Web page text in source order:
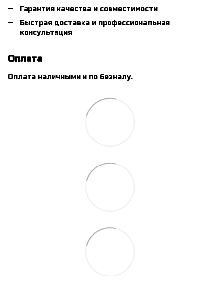
Гарантия качества и совместимости
Быстрая доставка и профессиональная
консультация
Оплата
Оплата наличными и по безналу.